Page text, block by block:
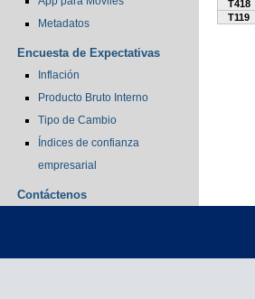
Metadatos
Encuesta de Expectativas
Inflación
Producto Bruto Interno
Tipo de Cambio
Índices de confianza
empresarial
Contáctenos
T418
T119